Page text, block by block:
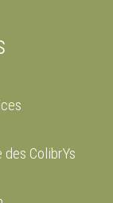
des ColibrYs